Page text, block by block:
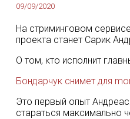
09/09/2020
На стриминговом
проекта станет Сарик
О том, кто исполнит
Бондарчук снимет для
Это первый опыт
стараться максимально